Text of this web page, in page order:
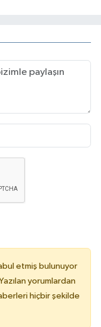
etmiş bulunuyor
yorumlardan
hiçbir şekilde